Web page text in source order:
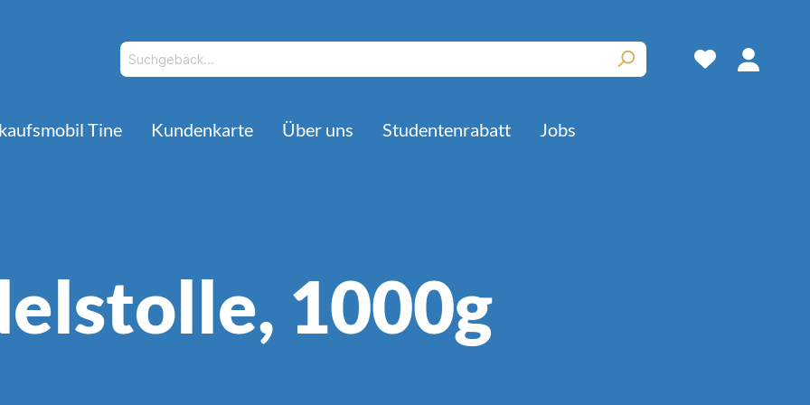
Tine Kundenkarte Über uns Studentenrabatt Jobs
1000g